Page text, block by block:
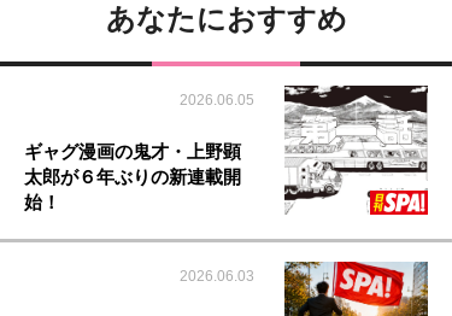
あなたにおすすめ
2026.06.05
ギャグ漫画の鬼才・上野顕
太郎が６年ぶりの新連載開
始！
2026.06.03